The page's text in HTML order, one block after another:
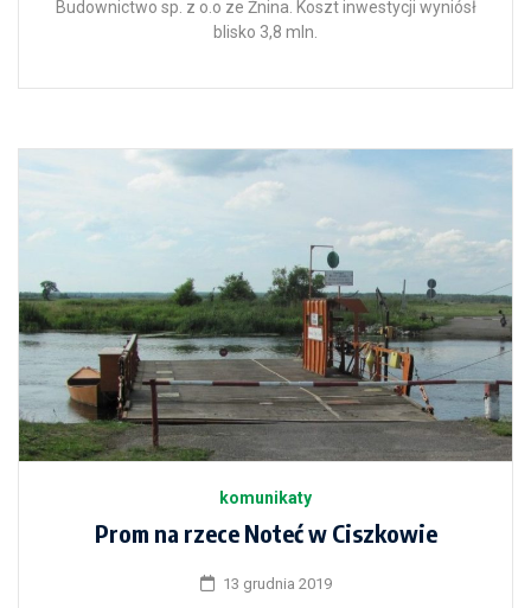
Budownictwo sp. z o.o ze Żnina. Koszt inwestycji wyniósł
blisko 3,8 mln.
komunikaty
Prom na rzece Noteć w Ciszkowie
13 grudnia 2019